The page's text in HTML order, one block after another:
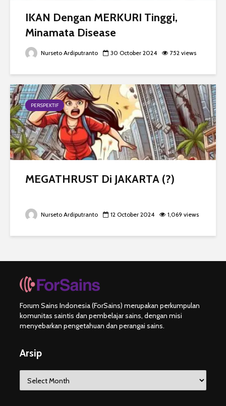
IKAN Dengan MERKURI Tinggi,
Minamata Disease
Nurseto Ardiputranto 30 October 2024 752 views
PERSPEKTIF
MEGATHRUST Di JAKARTA (?)
Nurseto Ardiputranto 12 October 2024 1,069 views
Forum Sains Indonesia (ForSains) merupakan perkumpulan
komunitas saintis dan pembelajar sains, dengan misi
menyebarkan pengetahuan dan perangai sains.
Arsip